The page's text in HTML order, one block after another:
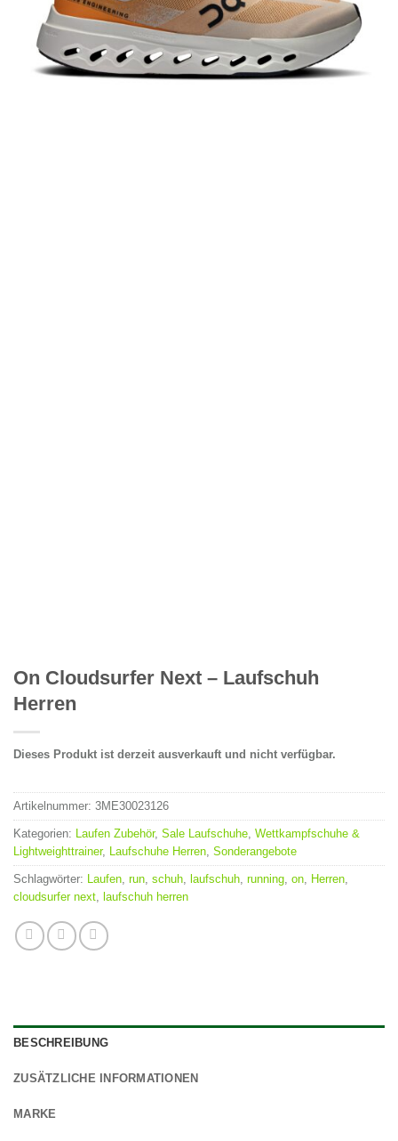
On Cloudsurfer Next – Laufschuh
Herren
Dieses Produkt ist derzeit ausverkauft und nicht verfügbar.
Artikelnummer: 3ME30023126
Kategorien: Laufen Zubehör, Sale Laufschuhe Wettkampfschuhe &
Lightweighttrainer, Laufschuhe Herren Sonderangebote
Schlagwörter: Laufen run schuh laufschuh running on Herren
cloudsurfer next laufschuh herren
BESCHREIBUNG
ZUSÄTZLICHE INFORMATIONEN
MARKE